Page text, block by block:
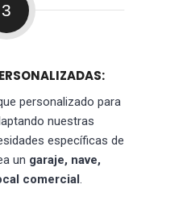
3
personalizado para
nuestras
específicas de
un garaje, nave,
comercial.